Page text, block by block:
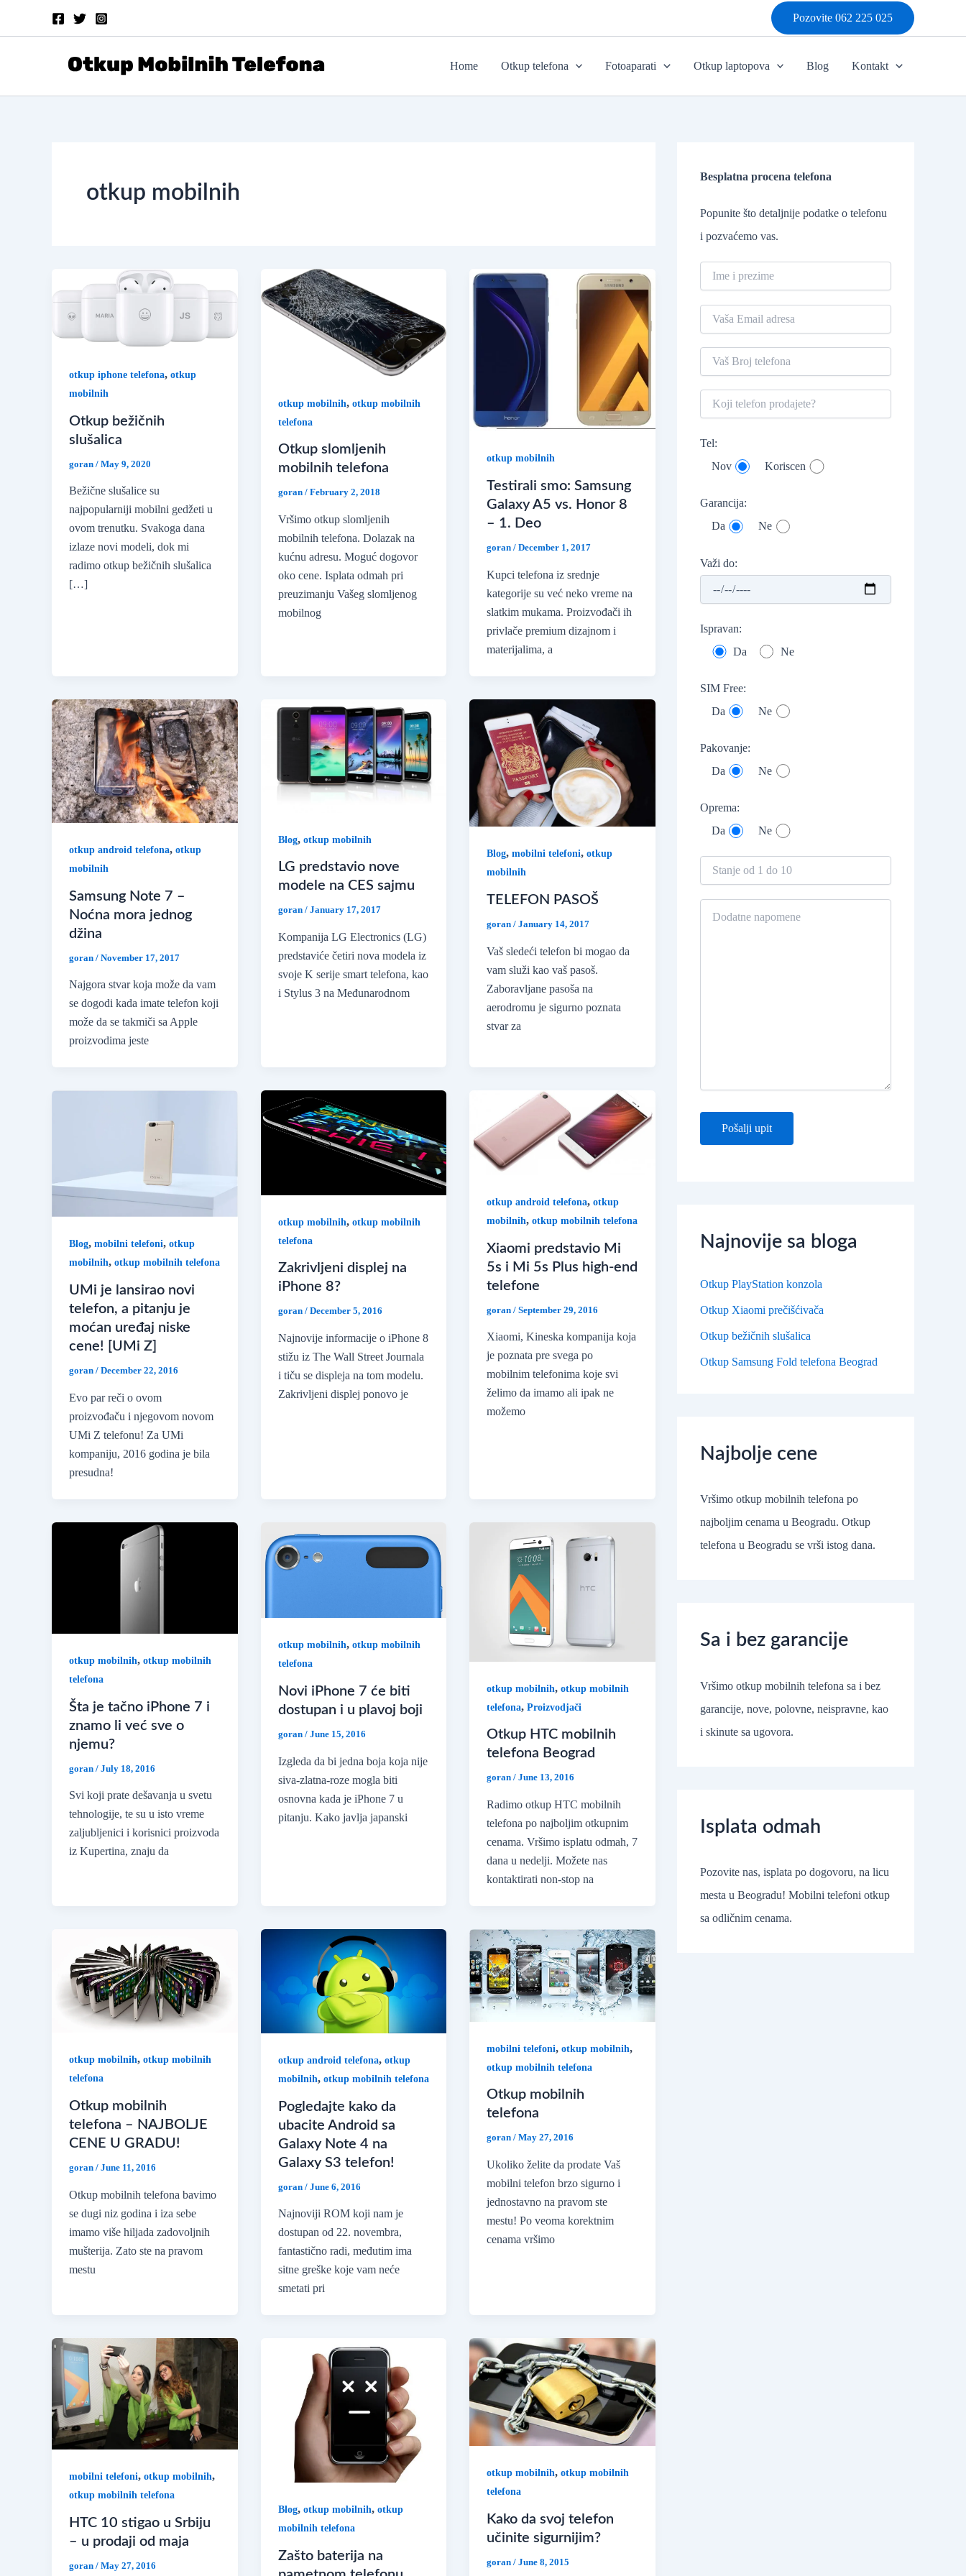
Pozovite 062 225 025
Home Otkup telefona Fotoaparati Otkup laptopova Blog Kontakt
otkup mobilnih
otkup iphone telefona, otkup
mobilnih
Otkup bežičnih
slušalica
goran / May 9, 2020
Bežične slušalice su
najpopularniji mobilni gedžeti u
ovom trenutku. Svakoga dana
izlaze novi modeli, dok mi
radimo otkup bežičnih slušalica
[…]
otkup mobilnih, otkup mobilnih
telefona
Otkup slomljenih
mobilnih telefona
goran / February 2, 2018
Vršimo otkup slomljenih
mobilnih telefona. Dolazak na
kućnu adresu. Moguć dogovor
oko cene. Isplata odmah pri
preuzimanju Vašeg slomljenog
mobilnog
otkup mobilnih
Testirali smo: Samsung
Galaxy A5 vs. Honor 8
– 1. Deo
goran/December 1, 2017
Kupci telefona iz srednje
kategorije su već neko vreme na
slatkim mukama. Proizvođači ih
privlače premium dizajnom i
materijalima, a
otkup android telefona, otkup
mobilnih
Samsung Note 7 –
Noćna mora jednog
džina
goran / November 17, 2017
Najgora stvar koja može da vam
se dogodi kada imate telefon koji
može da se takmiči sa Apple
proizvodima jeste
Blog, otkup mobilnih
LG predstavio nove
modele na CES sajmu
goran / January 17, 2017
Kompanija LG Electronics (LG)
predstaviće četiri nova modela iz
svoje K serije smart telefona, kao
i Stylus 3 na Međunarodnom
Blog,mobilni telefoni,otkup
mobilnih
TELEFON PASOŠ
goran/January 14, 2017
Vaš sledeći telefon bi mogao da
vam služi kao vaš pasoš.
Zaboravljane pasoša na
aerodromu je sigurno poznata
stvar za
Blog, mobilni telefoni, otkup
mobilnih, otkup mobilnih telefona
UMi je lansirao novi
telefon, a pitanju je
moćan uređaj niske
cene! [UMi Z]
goran / December 22, 2016
Evo par reči o ovom
proizvođaču i njegovom novom
UMi Z telefonu! Za UMi
kompaniju, 2016 godina je bila
presudna!
otkup mobilnih, otkup mobilnih
telefona
Zakrivljeni displej na
iPhone 8?
goran / December 5, 2016
Najnovije informacije o iPhone 8
stižu iz The Wall Street Journala
i tiču se displeja na tom modelu.
Zakrivljeni displej ponovo je
otkup android telefona,otkup
mobilnih,otkup mobilnih telefona
Xiaomi predstavio Mi
5s i Mi 5s Plus high-end
telefone
goran/September 29, 2016
Xiaomi, Kineska kompanija koja
je poznata pre svega po
mobilnim telefonima koje svi
želimo da imamo ali ipak ne
možemo
otkup mobilnih, otkup mobilnih
telefona
Šta je tačno iPhone 7 i
znamo li već sve o
njemu?
goran / July 18, 2016
Svi koji prate dešavanja u svetu
tehnologije, te su u isto vreme
zaljubljenici i korisnici proizvoda
iz Kupertina, znaju da
otkup mobilnih, otkup mobilnih
telefona
Novi iPhone 7 će biti
dostupan i u plavoj boji
goran / June 15, 2016
Izgleda da bi jedna boja koja nije
siva-zlatna-roze mogla biti
osnovna kada je iPhone 7 u
pitanju. Kako javlja japanski
otkup mobilnih,otkup mobilnih
telefona,Proizvodjači
Otkup HTC mobilnih
telefona Beograd
goran/June 13, 2016
Radimo otkup HTC mobilnih
telefona po najboljim otkupnim
cenama. Vršimo isplatu odmah, 7
dana u nedelji. Možete nas
kontaktirati non-stop na
otkup mobilnih, otkup mobilnih
telefona
Otkup mobilnih
telefona – NAJBOLJE
CENE U GRADU!
goran / June 11, 2016
Otkup mobilnih telefona bavimo
se dugi niz godina i iza sebe
imamo više hiljada zadovoljnih
mušterija. Zato ste na pravom
mestu
otkup android telefona, otkup
mobilnih, otkup mobilnih telefona
Pogledajte kako da
ubacite Android sa
Galaxy Note 4 na
Galaxy S3 telefon!
goran / June 6, 2016
Najnoviji ROM koji nam je
dostupan od 22. novembra,
fantastično radi, međutim ima
sitne greške koje vam neće
smetati pri
mobilni telefoni,otkup mobilnih,
otkup mobilnih telefona
Otkup mobilnih
telefona
goran/May 27, 2016
Ukoliko želite da prodate Vaš
mobilni telefon brzo sigurno i
jednostavno na pravom ste
mestu! Po veoma korektnim
cenama vršimo
mobilni telefoni, otkup mobilnih,
otkup mobilnih telefona
HTC 10 stigao u Srbiju
– u prodaji od maja
goran / May 27, 2016
Blog, otkup mobilnih, otkup
mobilnih telefona
Zašto baterija na
otkup mobilnih,otkup mobilnih
telefona
Kako da svoj telefon
učinite sigurnijim?
goran/June 8, 2015
Besplatna procena telefona
Popunite što detaljnije podatke o telefonu
i pozvaćemo vas.
Tel:
Nov
Koriscen
Garancija:
Da
Ne
Važi do:
Ispravan:
Da
Ne
SIM Free:
Da
Ne
Pakovanje:
Da
Ne
Oprema:
Da
Ne
Najnovije sa bloga
Otkup PlayStation konzola
Otkup Xiaomi prečišćivača
Otkup bežičnih slušalica
Otkup Samsung Fold telefona Beograd
Najbolje cene
Vršimo otkup mobilnih telefona po
najboljim cenama u Beogradu. Otkup
telefona u Beogradu se vrši istog dana.
Sa i bez garancije
Vršimo otkup mobilnih telefona sa i bez
garancije, nove, polovne, neispravne, kao
i skinute sa ugovora.
Isplata odmah
Pozovite nas, isplata po dogovoru, na licu
mesta u Beogradu! Mobilni telefoni otkup
sa odličnim cenama.